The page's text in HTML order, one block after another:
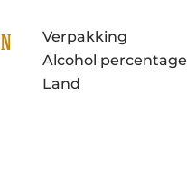
Verpakking
Alcohol percentage
Land